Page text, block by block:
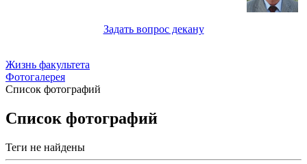
Задать вопрос декану
Жизнь факультета
Фотогалерея
Список фотографий
Список фотографий
Теги не найдены